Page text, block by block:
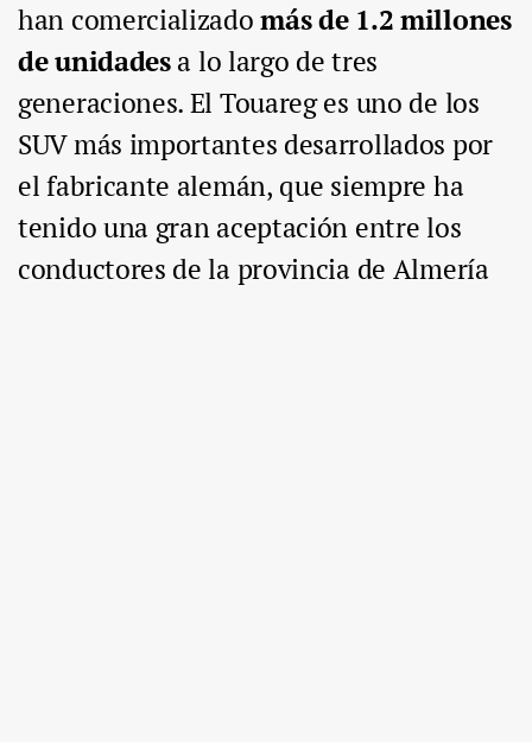
han comercializadomás de 1.2 millones
de unidadesa lo largo de tres
generaciones. El Touareg es uno de los
SUV más importantes desarrollados por
el fabricante alemán, que siempre ha
tenido una gran aceptación entre los
conductores de la provincia de Almería